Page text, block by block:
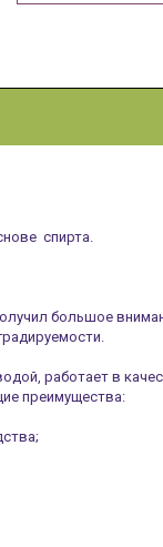
спирта.
большое
работает в
преимущества: